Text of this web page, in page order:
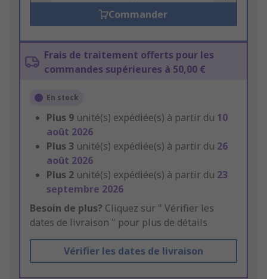
Commander
Frais de traitement offerts pour les
commandes supérieures à 50,00 €
En stock
Plus 9 unité(s) expédiée(s) à partir du 10
août 2026
Plus 3 unité(s) expédiée(s) à partir du 26
août 2026
Plus 2 unité(s) expédiée(s) à partir du 23
septembre 2026
Besoin de plus? Cliquez sur " Vérifier les
dates de livraison " pour plus de détails
Vérifier les dates de livraison